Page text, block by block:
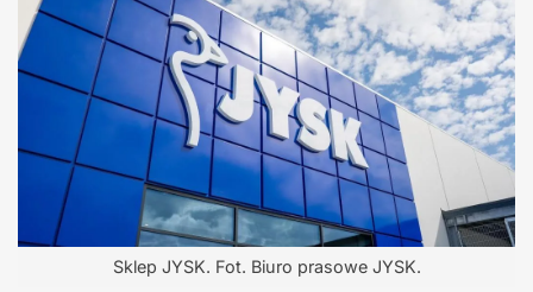
Sklep JYSK. Fot. Biuro prasowe JYSK.